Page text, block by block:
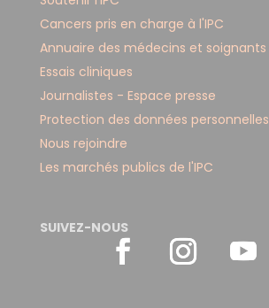
Cancers pris en charge à l'IPC
Annuaire des médecins et soignants
Essais cliniques
Journalistes - Espace presse
Protection des données personnelles
Nous rejoindre
Les marchés publics de l'IPC
SUIVEZ-NOUS